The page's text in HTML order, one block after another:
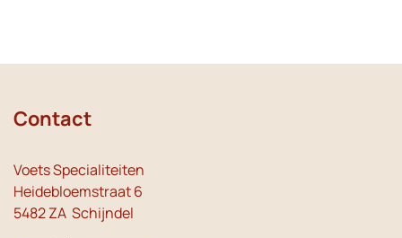
Contact
Voets Specialiteiten
Heidebloemstraat 6
5482 ZA Schijndel